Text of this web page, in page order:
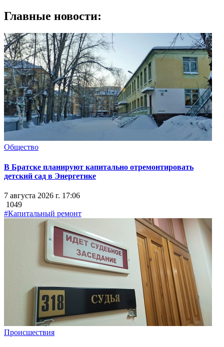
Главные новости:
Общество
В Братске планируют капитально отремонтировать
детский сад в Энергетике
7 августа 2026 г. 17:06
1049
#Капитальный ремонт
Происшествия